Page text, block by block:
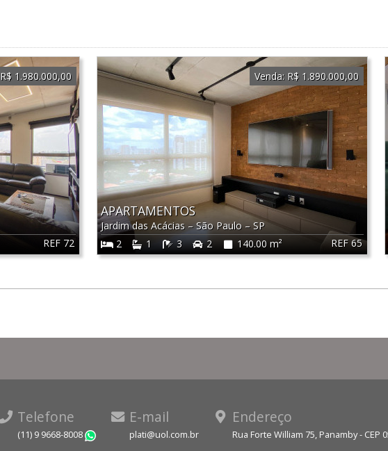
REF 72
R$ 1.980.000,00
REF 65
APARTAMENTOS
Jardim das Acácias –São Paulo–SP
2
1 3 2 140.00 m²
Venda: R$ 1.890.000,00
Telefone
(11) 9 9668-8008 WhatsApp
E-mail
plati@uol.com.br
Endereço
Rua Forte William 75, Panamby - CEP